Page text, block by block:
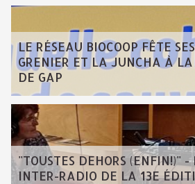
LE RÉSEAU BIOCOOP FÊTE
GRENIER ET LA JUNCHA À
DE GAP
"TOUSTES DEHORS (ENFIN!)"
INTER-RADIO DE LA 13E